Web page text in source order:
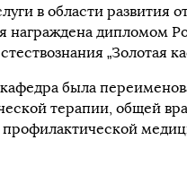
в области развития
награждена дипломом
„Золотая
кафедра была
терапии, общей
профилактической